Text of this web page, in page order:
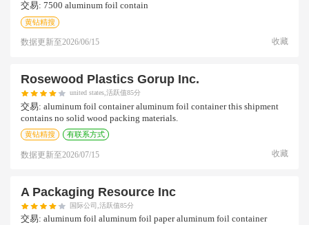
交易: 7500 aluminum foil contain
黄钻精搜
数据更新至2026/06/15 收藏
Rosewood Plastics Gorup Inc.
united states,活跃值85分
交易: aluminum foil container aluminum foil container this shipment
contains no solid wood packing materials.
黄钻精搜 有联系方式
数据更新至2026/07/15 收藏
A Packaging Resource Inc
国际公司,活跃值85分
交易: aluminum foil aluminum foil paper aluminum foil container